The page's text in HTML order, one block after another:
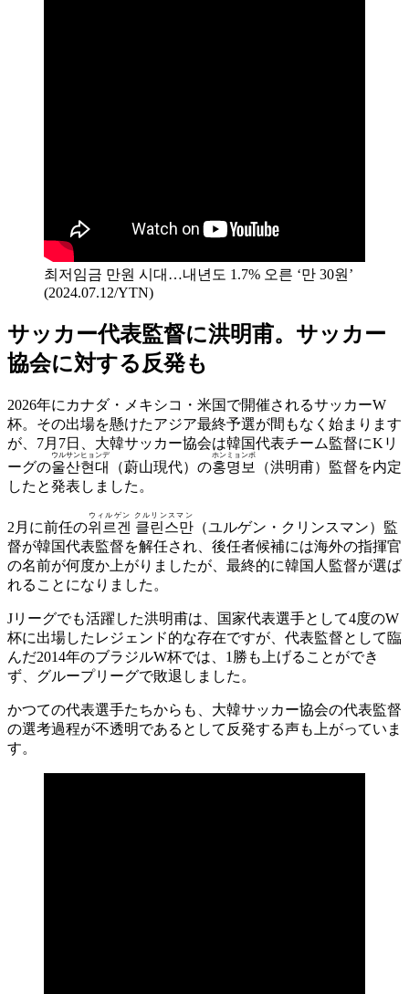
최저임금 만원 시대…내년도 1.7% 오른 ‘만 30원’
(2024.07.12/YTN)
サッカー代表監督に洪明甫。サッカー
協会に対する反発も
2026年にカナダ・メキシコ・米国で開催されるサッカーW
杯。その出場を懸けたアジア最終予選が間もなく始まります
が、7月7日、大韓サッカー協会は韓国代表チーム監督にKリ
ーグの울산현대
ウルサンヒョンデ
（蔚山現代）の홍명보
ホンミョンボ
（洪明甫）監督を内定
したと発表しました。
2月に前任の위르겐 클린스만
ウィルゲン クルリンスマン
（ユルゲン・クリンスマン）監
督が韓国代表監督を解任され、後任者候補には海外の指揮官
の名前が何度か上がりましたが、最終的に韓国人監督が選ば
れることになりました。
Jリーグでも活躍した洪明甫は、国家代表選手として4度のW
杯に出場したレジェンド的な存在ですが、代表監督として臨
んだ2014年のブラジルW杯では、1勝も上げることができ
ず、グループリーグで敗退しました。
かつての代表選手たちからも、大韓サッカー協会の代表監督
の選考過程が不透明であるとして反発する声も上がっていま
す。